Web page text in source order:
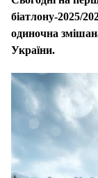
біатлону-2025/
одиночна
України.